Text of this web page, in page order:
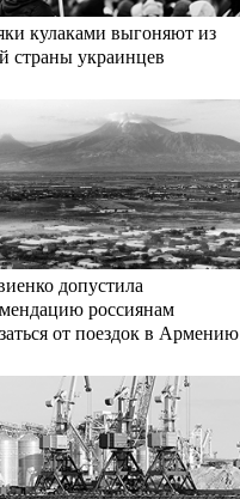
кулаками выгоняют из
страны украинцев
допустила
россиянам
от поездок в Армению